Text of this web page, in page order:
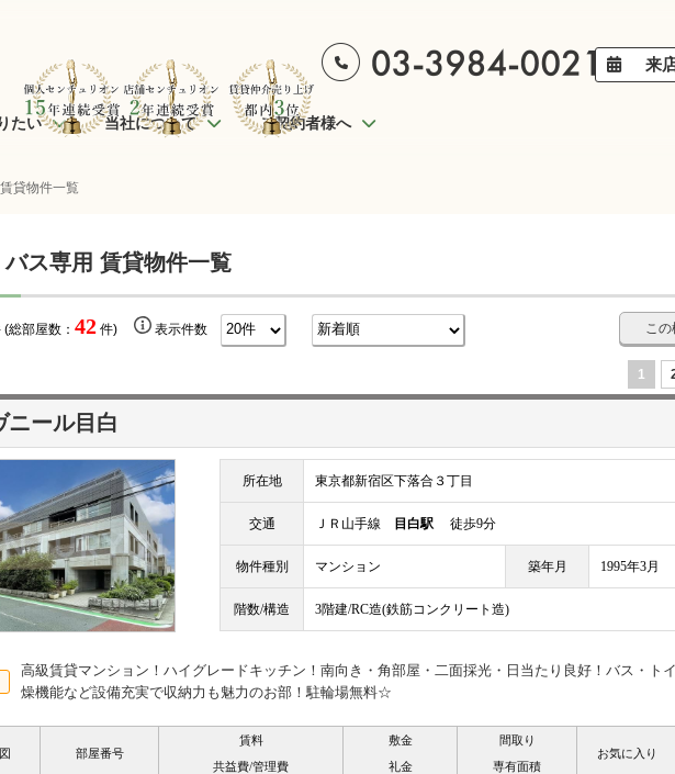
来
たい 当社について ご契約者様へ
貸物件一覧
ス専用 賃貸物件一覧
総部屋数： 42 件) 表示件数 こ
1
ニール目白
所在地 東京都新宿区下落合３丁目
交通 ＪＲ山手線 目白駅 徒歩9分
物件種別 マンション 築年月 1995年3月
階数/構造 3階建/RC造(鉄筋コンクリート造)
高級賃貸マンション！ハイグレードキッチン！南向き・角部屋・二面採光・日当たり良好！バス・ト
燥機能など設備充実で収納力も魅力のお部！駐輪場無料☆
部屋番号
賃料
共益費/管理費
敷金
礼金
間取り
専有面積
お気に入り